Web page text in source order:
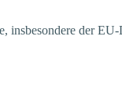
ins­be­son­de­re der